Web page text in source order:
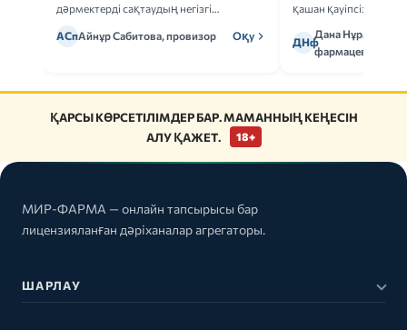
дәрмектерді сақтаудың негізгі
АСпАйнұр Сабитова, провизор Оқу
қашан қауіпсіз.
ДНф
Дана
фармацевт
ҚАРСЫ КӨРСЕТІЛІМДЕР БАР. МАМАННЫҢ КЕҢЕСІН
АЛУ ҚАЖЕТ.
18+
МИР-ФАРМА — онлайн тапсырысы бар
лицензияланған дәріханалар агрегаторы.
ШАРЛАУ